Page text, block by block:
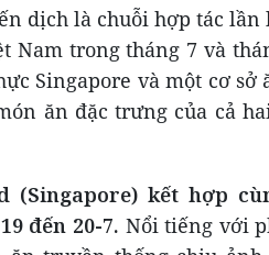
dịch là chuỗi hợp tác lần
Nam trong tháng 7 và
Singapore và một cơ
ăn đặc trưng của cả
(Singapore) kết hợp
đến 20-7. Nổi tiếng với